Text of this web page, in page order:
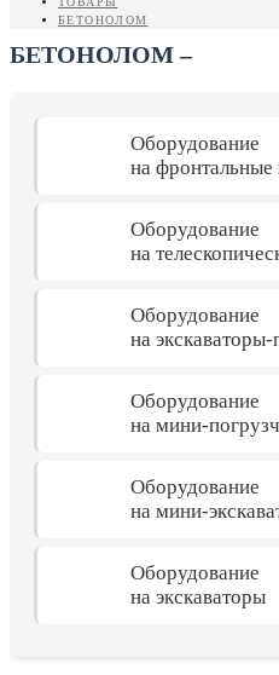
БЕТОНОЛОМ
БЕТОНОЛОМ –
Оборудование
на фронтальные
Оборудование
на
Оборудование
на
Оборудование
на мини-
Оборудование
на мини-
Оборудование
на экскаваторы